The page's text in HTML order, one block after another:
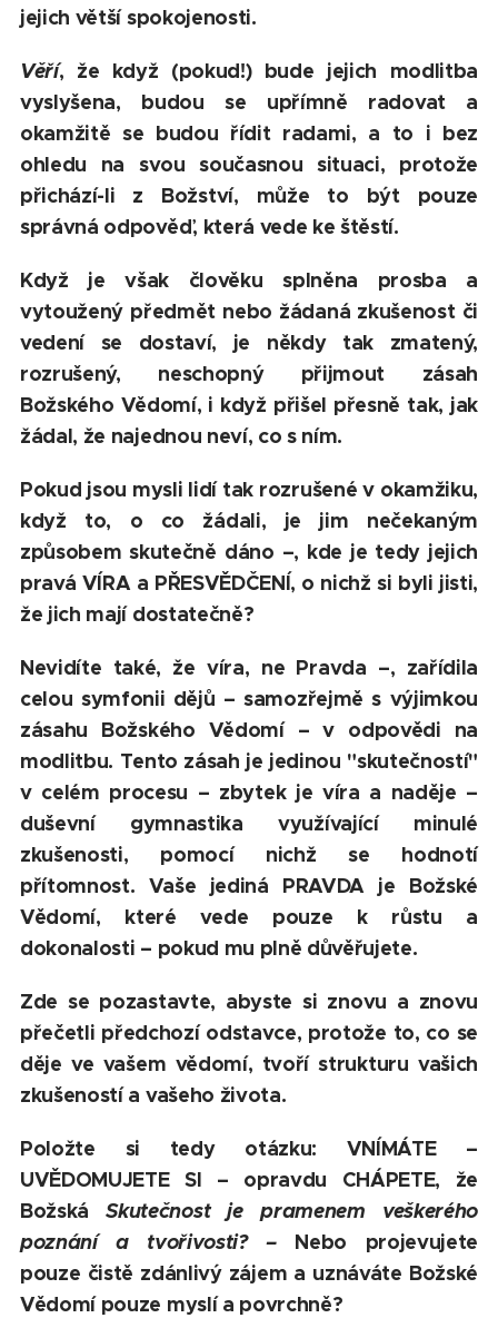
jejich větší spokojenosti.
Věří, že když (pokud!) bude jejich modlitba
vyslyšena, budou se upřímně radovat a
okamžitě se budou řídit radami, a to i bez
ohledu na svou současnou situaci, protože
přichází-li z Božství, může to být pouze
správná odpověď, která vede ke štěstí.
Když je však člověku splněna prosba a
vytoužený předmět nebo žádaná zkušenost či
vedení se dostaví, je někdy tak zmatený,
rozrušený, neschopný přijmout zásah
Božského Vědomí, i když přišel přesně tak, jak
žádal, že najednou neví, co s ním.
Pokud jsou mysli lidí tak rozrušené v okamžiku,
když to, o co žádali, je jim nečekaným
způsobem skutečně dáno –, kde je tedy jejich
pravá VÍRA a PŘESVĚDČENÍ, o nichž si byli jisti,
že jich mají dostatečně?
Nevidíte také, že víra, ne Pravda –, zařídila
celou symfonii dějů – samozřejmě s výjimkou
zásahu Božského Vědomí – v odpovědi na
modlitbu. Tento zásah je jedinou "skutečností"
v celém procesu – zbytek je víra a naděje –
duševní gymnastika využívající minulé
zkušenosti, pomocí nichž se hodnotí
přítomnost. Vaše jediná PRAVDA je Božské
Vědomí, které vede pouze k růstu a
dokonalosti – pokud mu plně důvěřujete.
Zde se pozastavte, abyste si znovu a znovu
přečetli předchozí odstavce, protože to, co se
děje ve vašem vědomí, tvoří strukturu vašich
zkušeností a vašeho života.
Položte si tedy otázku: VNÍMÁTE –
UVĚDOMUJETE SI – opravdu CHÁPETE, že
BožskáSkutečnost je pramenem veškerého
poznání a tvořivosti? –Nebo projevujete
pouze čistě zdánlivý zájem a uznáváte Božské
Vědomí pouze myslí a povrchně?